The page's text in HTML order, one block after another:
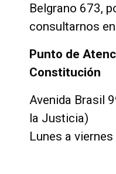
Belgrano 673,
consultarnos
Punto de
Constitución
Avenida Brasil
la Justicia)
Lunes a